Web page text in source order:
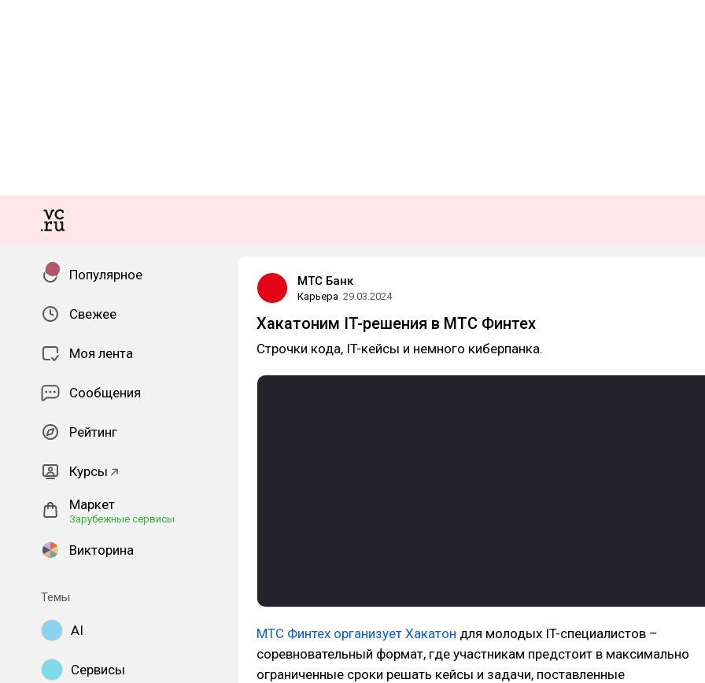
Популярное
Свежее
Моя лента
Сообщения
Рейтинг
Курсы
Маркет
Зарубежные сервисы
Викторина
Темы
AI
Сервисы
МТС Банк
Карьера 29.03.2024
Хакатоним IT-решения в МТС Финтех
Строчки кода, IT-кейсы и немного киберпанка.
МТС Финтех организует Хакатон для молодых IT-специалистов –
соревновательный формат, где участникам предстоит в максимально
ограниченные сроки решать кейсы и задачи, поставленные